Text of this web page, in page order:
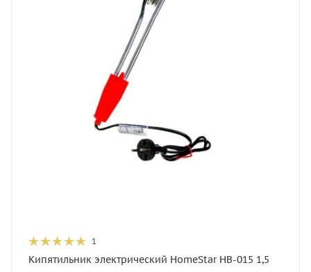
1
Кипятильник электрический HomeStar HB-015 1,5